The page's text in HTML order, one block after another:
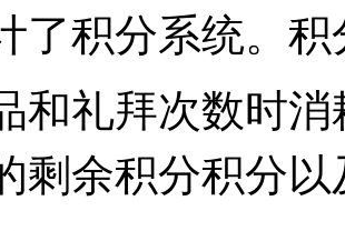
了积分系统。 积
和礼拜次数时消
剩余积分积分